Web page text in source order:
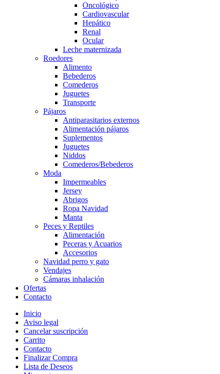
Oncológico
Cardiovascular
Hepático
Renal
Ocular
Leche maternizada
Roedores
Alimento
Bebederos
Comederos
Juguetes
Transporte
Pájaros
Antiparasitarios externos
Alimentación pájaros
Suplementos
Juguetes
Niddos
Comederos/Bebederos
Moda
Impermeables
Jersey
Abrigos
Ropa Navidad
Manta
Peces y Reptiles
Alimentación
Peceras y Acuarios
Accesorios
Navidad perro y gato
Vendajes
Cámaras inhalación
Ofertas
Contacto
Inicio
Aviso legal
Cancelar suscripción
Carrito
Contacto
Finalizar Compra
Lista de Deseos